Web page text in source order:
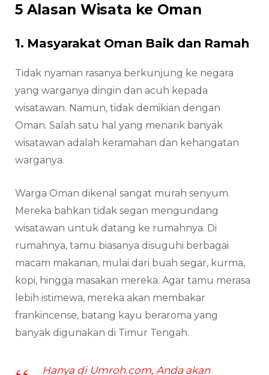
5 Alasan Wisata ke Oman
1. Masyarakat Oman Baik dan Ramah
Tidak nyaman rasanya berkunjung ke negara
yang warganya dingin dan acuh kepada
wisatawan. Namun, tidak demikian dengan
Oman. Salah satu hal yang menarik banyak
wisatawan adalah keramahan dan kehangatan
warganya.
Warga Oman dikenal sangat murah senyum.
Mereka bahkan tidak segan mengundang
wisatawan untuk datang ke rumahnya. Di
rumahnya, tamu biasanya disuguhi berbagai
macam makanan, mulai dari buah segar, kurma,
kopi, hingga masakan mereka. Agar tamu merasa
lebih istimewa, mereka akan membakar
frankincense, batang kayu beraroma yang
banyak digunakan di Timur Tengah.
Hanya di Umroh.com, Anda akan